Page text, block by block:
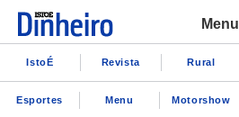
Menu
IstoÉ Revista Rural
Esportes Menu Motorshow